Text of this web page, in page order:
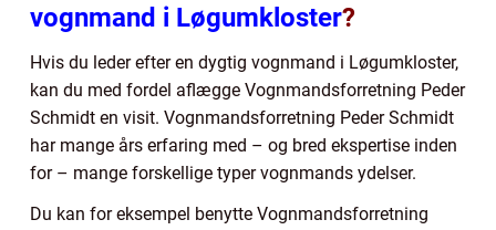
vognmand i Løgumkloster?
Hvis du leder efter en dygtig vognmand i Løgumkloster,
kan du med fordel aflægge Vognmandsforretning Peder
Schmidt en visit. Vognmandsforretning Peder Schmidt
har mange års erfaring med – og bred ekspertise inden
for – mange forskellige typer vognmands ydelser.
Du kan for eksempel benytte Vognmandsforretning